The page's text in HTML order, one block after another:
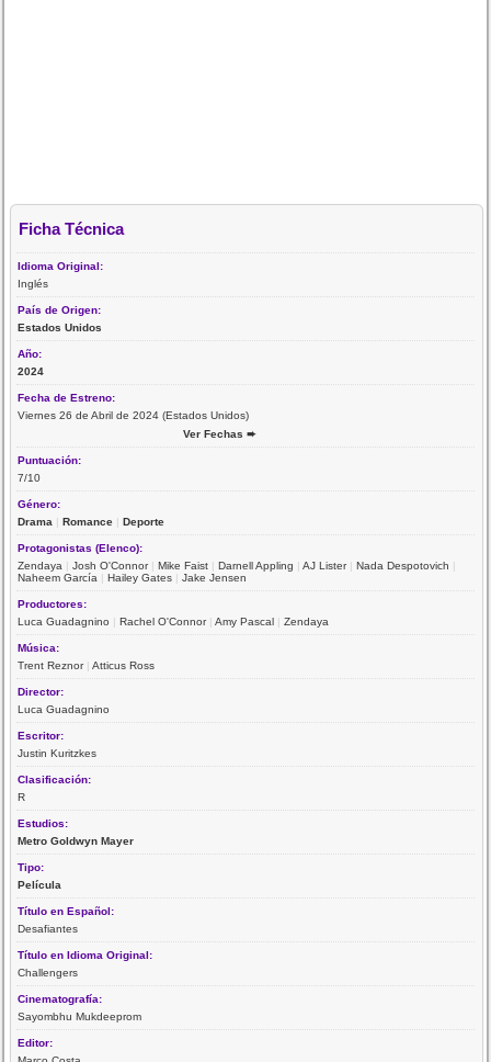
Ficha Técnica
Idioma Original:
Inglés
País de Origen:
Estados Unidos
Año:
2024
Fecha de Estreno:
Viernes 26 de Abril de 2024 (Estados Unidos)
Ver Fechas ➨
Puntuación:
7/10
Género:
Drama |Romance |Deporte
Protagonistas (Elenco):
Zendaya |Josh O'Connor|Mike Faist |Darnell Appling |AJ Lister|Nada Despotovich |
Naheem García |Hailey Gates |Jake Jensen
Productores:
Luca Guadagnino |Rachel O'Connor|Amy Pascal |Zendaya
Música:
Trent Reznor|Atticus Ross
Director:
Luca Guadagnino
Escritor:
Justin Kuritzkes
Clasificación:
R
Estudios:
Metro Goldwyn Mayer
Tipo:
Película
Título en Español:
Desafiantes
Título en Idioma Original:
Challengers
Cinematografía:
Sayombhu Mukdeeprom
Editor: